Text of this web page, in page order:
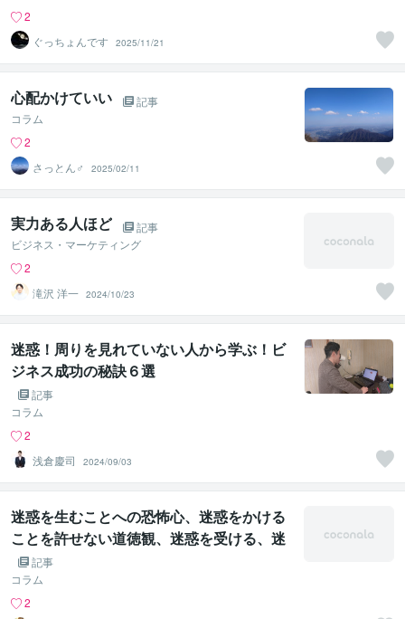
2
ぐっちょんです
2025/11/21
心配かけていい
記事
コラム
2
さっとん♂
2025/02/11
実力ある人ほど
記事
ビジネス・マーケティング
2
滝沢 洋一 2024/10/23
迷惑！周りを見れていない人から学ぶ！ビ
ジネス成功の秘訣６選
記事
コラム
2
浅倉慶司
2024/09/03
迷惑を生むことへの恐怖心、迷惑をかける
ことを許せない道徳観、迷惑を受ける、迷
惑をかけるという概念の幻覚、幻術が解け
る遠隔法術ヒーリング
記事
コラム
2